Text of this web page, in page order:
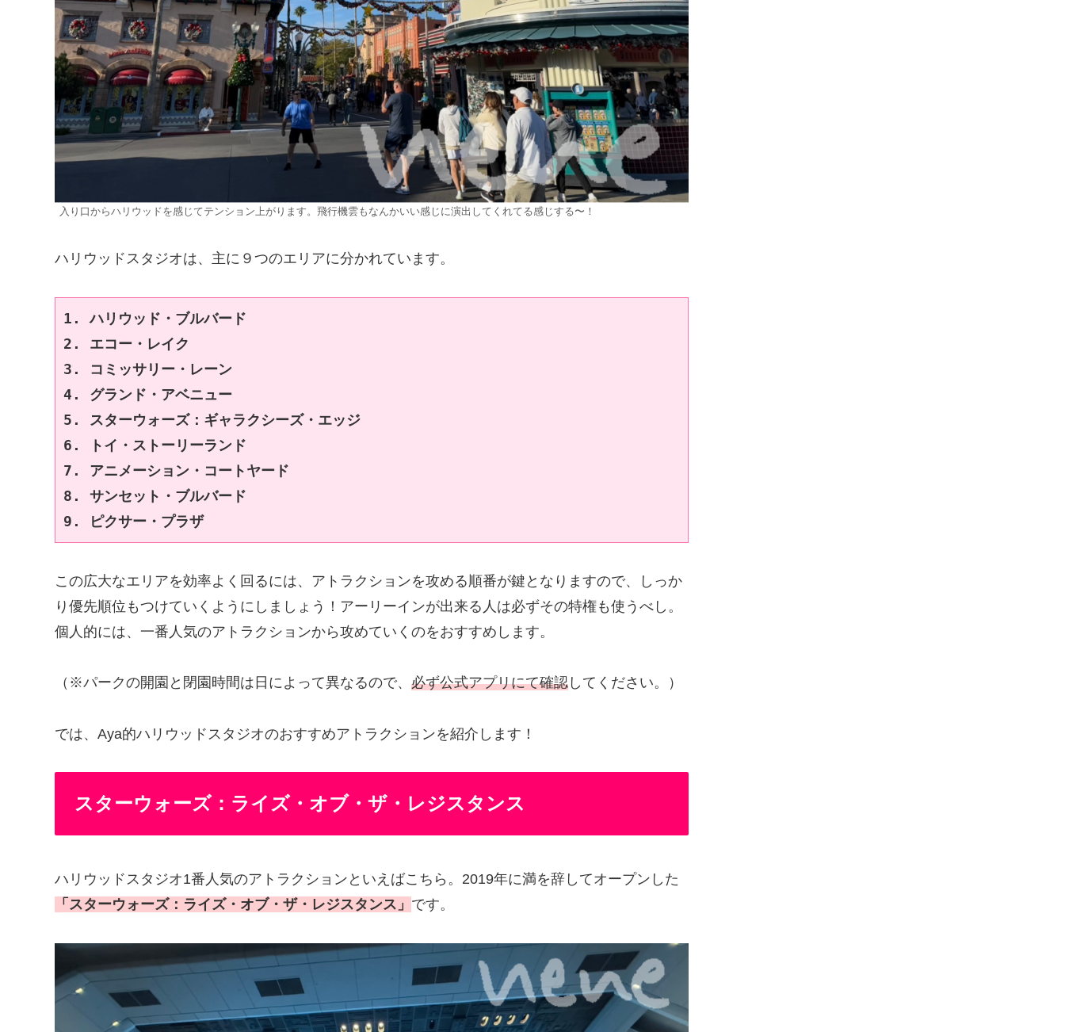
入り口からハリウッドを感じてテンション上がります。飛行機雲もなんかいい感じに演出してくれてる感じする〜！
ハリウッドスタジオは、主に９つのエリアに分かれています。
1. ハリウッド・ブルバード
2. エコー・レイク
3. コミッサリー・レーン
4. グランド・アベニュー
5. スターウォーズ：ギャラクシーズ・エッジ
6. トイ・ストーリーランド
7. アニメーション・コートヤード
8. サンセット・ブルバード
9. ピクサー・プラザ
この広大なエリアを効率よく回るには、アトラクションを攻める順番が鍵となりますので、しっか
り優先順位もつけていくようにしましょう！アーリーインが出来る人は必ずその特権も使うべし。
個人的には、一番人気のアトラクションから攻めていくのをおすすめします。
（※パークの開園と閉園時間は日によって異なるので、 必ず公式アプリにて確認 してください。）
では、Aya的ハリウッドスタジオのおすすめアトラクションを紹介します！
スターウォーズ：ライズ・オブ・ザ・レジスタンス
ハリウッドスタジオ1番人気のアトラクションといえばこちら。2019年に満を辞してオープンした
「スターウォーズ：ライズ・オブ・ザ・レジスタンス」 です。